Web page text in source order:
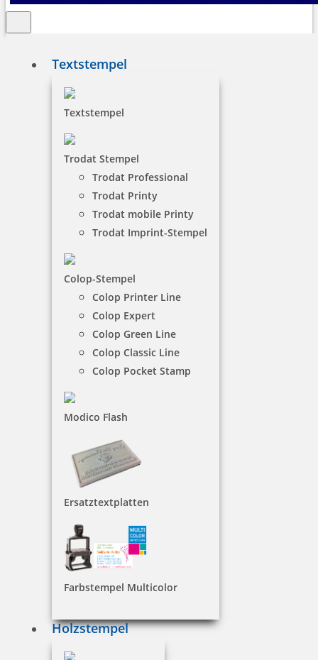
Textstempel
Textstempel
Trodat Stempel
Trodat Professional
Trodat Printy
Trodat mobile Printy
Trodat Imprint-Stempel
Colop-Stempel
Colop Printer Line
Colop Expert
Colop Green Line
Colop Classic Line
Colop Pocket Stamp
Modico Flash
Ersatztextplatten
Farbstempel Multicolor
Holzstempel
Colop Stempelkissenfarbe 801
schwarz, 25 ml
Colop Stempelkissenfarbe 801 schwarz, 25 ml
Hersteller:
Colop
Max. Abdruckmaße: 0 x 0 mm
Kissenfarben:
Colop Stempelkissenfarbe 801 schwarz, 25 ml
12,80 €
In den Warenkorb legen
Preis pro Stück inkl. 19 % Mwst.
Artikelnummer: COLOP801S
1-2 Werktage
Colop Stempelkissenfarbe 801 schwarz, 25 ml
Die Colop Stempelkissenfarbe Premium 801 schwarz